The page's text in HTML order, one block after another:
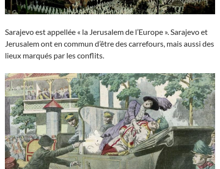
Sarajevo est appellée « la Jerusalem de l’Europe ». Sarajevo et
Jerusalem ont en commun d’être des carrefours, mais aussi des
lieux marqués par les conflits.